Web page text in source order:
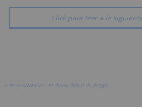
Click para leer a la
> BurgosNoticias - El diario digital de Burgos